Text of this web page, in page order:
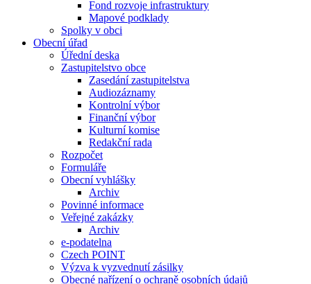
Fond rozvoje infrastruktury
Mapové podklady
Spolky v obci
Obecní úřad
Úřední deska
Zastupitelstvo obce
Zasedání zastupitelstva
Audiozáznamy
Kontrolní výbor
Finanční výbor
Kulturní komise
Redakční rada
Rozpočet
Formuláře
Obecní vyhlášky
Archiv
Povinné informace
Veřejné zakázky
Archiv
e-podatelna
Czech POINT
Výzva k vyzvednutí zásilky
Obecné nařízení o ochraně osobních údajů